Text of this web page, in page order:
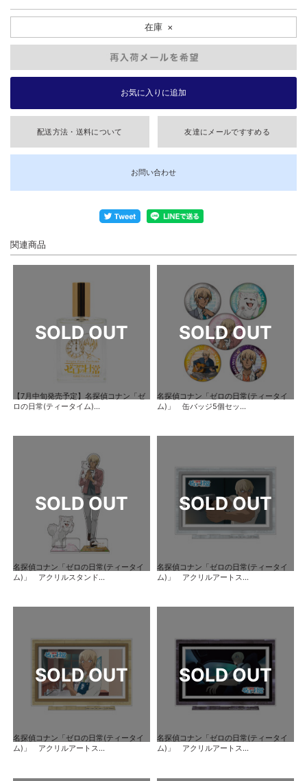
在庫 ×
配送方法・送料について 友達にメールですすめる
お問い合わせ
関連商品
【7月中旬発売予定】名探偵コナン「ゼ
ロの日常(ティータイム)...
名探偵コナン「ゼロの日常(ティータイ
ム)」 缶バッジ5個セッ...
名探偵コナン「ゼロの日常(ティータイ
ム)」 アクリルスタンド...
名探偵コナン「ゼロの日常(ティータイ
ム)」 アクリルアートス...
名探偵コナン「ゼロの日常(ティータイ
ム)」 アクリルアートス...
名探偵コナン「ゼロの日常(ティータイ
ム)」 アクリルアートス...